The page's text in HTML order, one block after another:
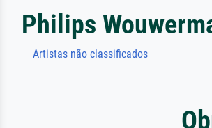
Philips
Artistas não classificados